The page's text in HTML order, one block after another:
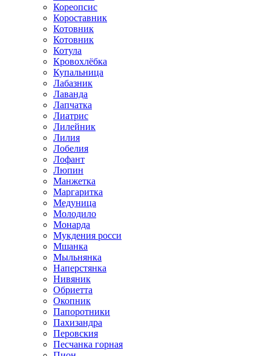
Кореопсис
Короставник
Котовник
Котовник
Котула
Кровохлёбка
Купальница
Лабазник
Лаванда
Лапчатка
Лиатрис
Лилейник
Лилия
Лобелия
Лофант
Люпин
Манжетка
Маргаритка
Медуница
Молодило
Монарда
Мукдения росси
Мшанка
Мыльнянка
Наперстянка
Нивяник
Обриетта
Окопник
Папоротники
Пахизандра
Перовския
Песчанка горная